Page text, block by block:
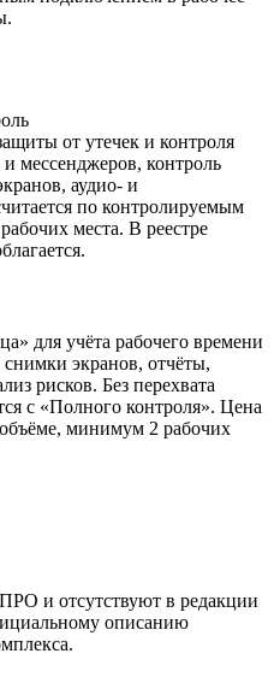
от утечек и контроля
мессенджеров, контроль
аудио- и
по контролируемым
места. В реестре
для учёта рабочего времени
экранов, отчёты,
рисков. Без перехвата
с «Полного контроля». Цена
минимум 2 рабочих
и отсутствуют в редакции
описанию